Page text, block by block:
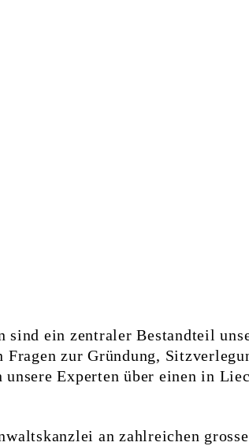
ein zentraler Bestandteil
zur Gründung,
Experten über einen in
an zahlreichen